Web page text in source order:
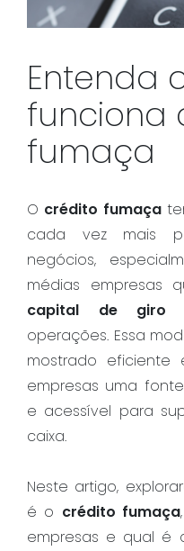
Entenda
funciona
fumaça
O crédito fumaça
cada vez mais
negócios,
médias empresas
capital de giro
operações. Essa
mostrado eficiente
empresas uma
e acessível para
caixa.
Neste artigo,
é o crédito fumaça
empresas e qual é